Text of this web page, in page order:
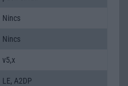
Nincs
Nincs
v5,x
LE, A2DP